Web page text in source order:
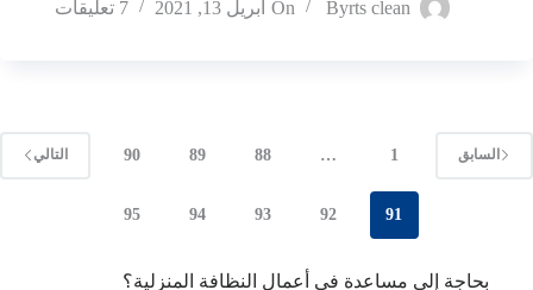
Byrts clean
On أبريل 13, 2021 7 تعليقات
السابق 1
…
88
89
90
91
92
93
94
95
التالي
بحاجة إلي مساعدة في أعمال النظافة المنزلية؟